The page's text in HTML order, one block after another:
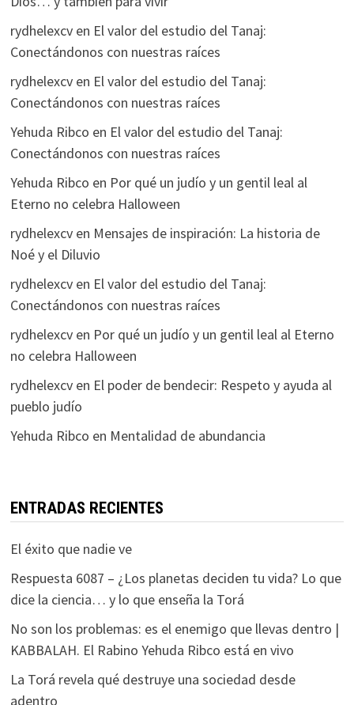
rydhelexcven El valor del estudio del Tanaj:
Conectándonos con nuestras raíces
rydhelexcven El valor del estudio del Tanaj:
Conectándonos con nuestras raíces
Yehuda Ribco en El valor del estudio del Tanaj:
Conectándonos con nuestras raíces
Yehuda Ribco en Por qué un judío y un gentil leal al
Eterno no celebra Halloween
rydhelexcven Mensajes de inspiración: La historia de
Noé y el Diluvio
rydhelexcven El valor del estudio del Tanaj:
Conectándonos con nuestras raíces
rydhelexcven Por qué un judío y un gentil leal al Eterno
no celebra Halloween
rydhelexcven El poder de bendecir: Respeto y ayuda al
pueblo judío
Yehuda Ribco en Mentalidad de abundancia
ENTRADAS RECIENTES
El éxito que nadie ve
Respuesta 6087 – ¿Los planetas deciden tu vida? Lo que
dice la ciencia… y lo que enseña la Torá
No son los problemas: es el enemigo que llevas dentro |
KABBALAH. El Rabino Yehuda Ribco está en vivo
La Torá revela qué destruye una sociedad desde
adentro